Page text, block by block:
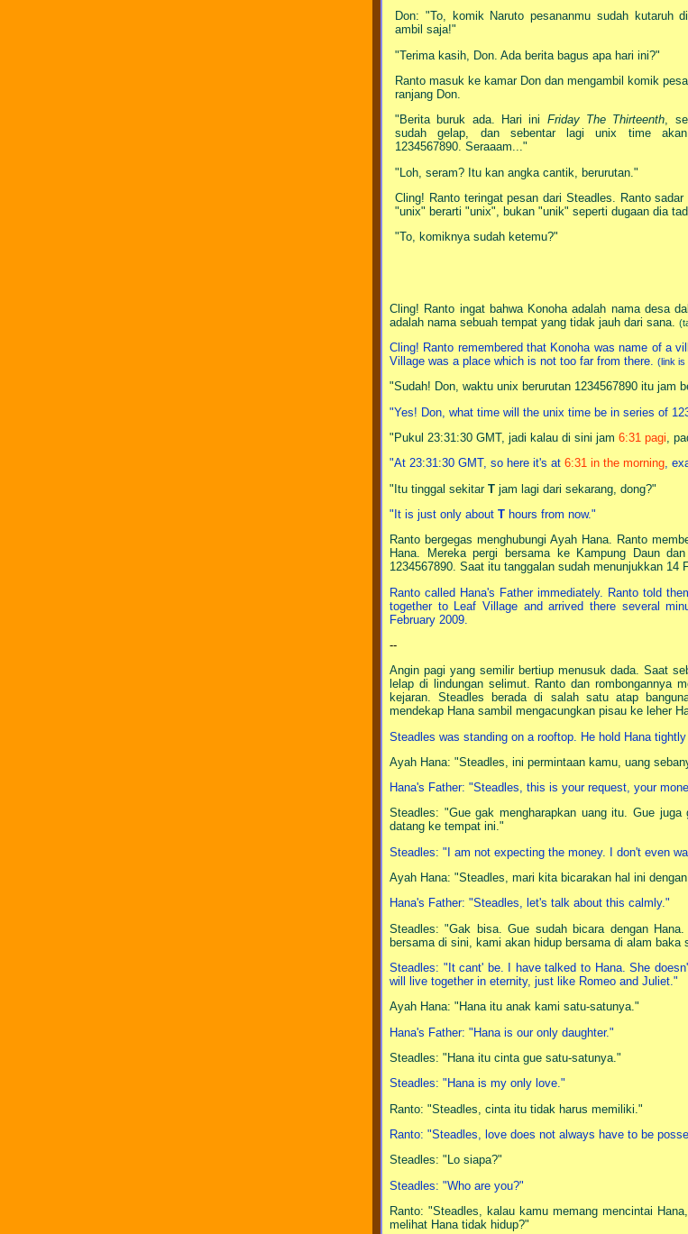
Don: "To, komik Naruto pesananmu sudah kutaruh
ambil saja!"
"Terima kasih, Don. Ada berita bagus apa hari ini?"
Ranto masuk ke kamar Don dan mengambil komik
ranjang Don.
"Berita buruk ada. Hari ini Friday The Thirteenth,
sudah gelap, dan sebentar lagi unix time akan
1234567890. Seraaam..."
"Loh, seram? Itu kan angka cantik, berurutan."
Cling! Ranto teringat pesan dari Steadles. Ranto sadar
"unix" berarti "unix", bukan "unik" seperti dugaan dia
"To, komiknya sudah ketemu?"
Cling! Ranto ingat bahwa Konoha adalah nama desa
adalah nama sebuah tempat yang tidak jauh dari sana.
Cling! Ranto remembered that Konoha was name of a
Village was a place which is not too far from there.
(link is
"Sudah! Don, waktu unix berurutan 1234567890 itu jam
"Yes! Don, what time will the unix time be in series of
"Pukul 23:31:30 GMT, jadi kalau di sini jam 6:31 pagi ,
"At 23:31:30 GMT, so here it's at 6:31 in the morning,
"Itu tinggal sekitar T jam lagi dari sekarang, dong?"
"It is just only about T hours from now."
Ranto bergegas menghubungi Ayah Hana. Ranto
Hana. Mereka pergi bersama ke Kampung Daun
1234567890. Saat itu tanggalan sudah menunjukkan 14
Ranto called Hana's Father immediately. Ranto told
together to Leaf Village and arrived there several
February 2009.
--
Angin pagi yang semilir bertiup menusuk dada. Saat
lelap di lindungan selimut. Ranto dan rombongannya
kejaran. Steadles berada di salah satu atap
mendekap Hana sambil mengacungkan pisau ke leher
Steadles was standing on a rooftop. He hold Hana
Ayah Hana: "Steadles, ini permintaan kamu, uang
Hana's Father: "Steadles, this is your request, your
Steadles: "Gue gak mengharapkan uang itu. Gue
datang ke tempat ini."
Steadles: "I am not expecting the money. I don't even
Ayah Hana: "Steadles, mari kita bicarakan hal ini
Hana's Father: "Steadles, let's talk about this calmly."
Steadles: "Gak bisa. Gue sudah bicara dengan
bersama di sini, kami akan hidup bersama di alam baka
Steadles: "It cant' be. I have talked to Hana. She
will live together in eternity, just like Romeo and Juliet."
Ayah Hana: "Hana itu anak kami satu-satunya."
Hana's Father: "Hana is our only daughter."
Steadles: "Hana itu cinta gue satu-satunya."
Steadles: "Hana is my only love."
Ranto: "Steadles, cinta itu tidak harus memiliki."
Ranto: "Steadles, love does not always have to be
Steadles: "Lo siapa?"
Steadles: "Who are you?"
Ranto: "Steadles, kalau kamu memang mencintai
melihat Hana tidak hidup?"